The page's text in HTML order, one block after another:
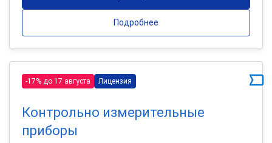
Подробнее
-17% до 17 августа Лицензия
Контрольно измерительные
приборы